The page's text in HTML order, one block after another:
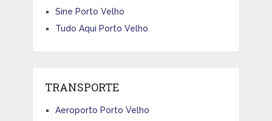
Sine Porto Velho
Tudo Aqui Porto Velho
TRANSPORTE
Aeroporto Porto Velho